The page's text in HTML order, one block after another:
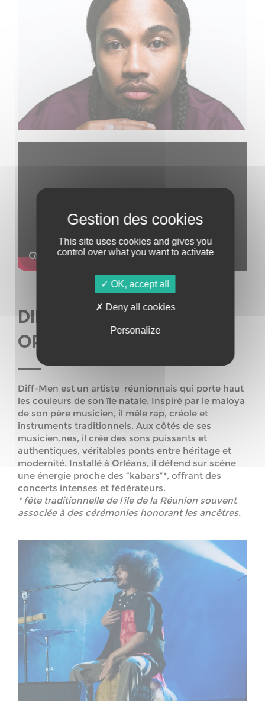
DIFF MEN (TRAP-MALOYA /
ORLEANS)
Diff-Men est un artiste réunionnais qui porte haut
les couleurs de son île natale. Inspiré par le maloya
de son père musicien, il mêle rap, créole et
instruments traditionnels. Aux côtés de ses
musicien.nes, il crée des sons puissants et
authentiques, véritables ponts entre héritage et
modernité. Installé à Orléans, il défend sur scène
une énergie proche des “kabars”*, offrant des
concerts intenses et fédérateurs.
* fête traditionnelle de l’île de la Réunion souvent
associée à des cérémonies honorant les ancêtres.
This site uses cookies and gives you
control over what you want to activate
OK, accept all
Deny all cookies
Personalize